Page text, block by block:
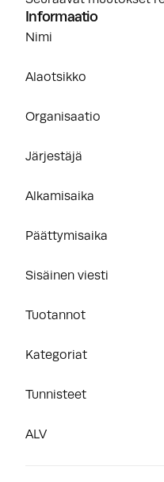
Informaatio
Nimi
Alaotsikko
Organisaatio
Järjestäjä
Alkamisaika
Päättymisaika
Sisäinen viesti
Tuotannot
Kategoriat
Tunnisteet
ALV